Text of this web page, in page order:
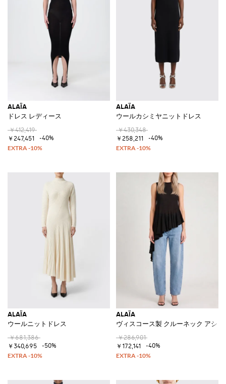
ALAÏA
ドレス レディース
￥412,419
￥247,451
-40%
ALAÏA
ウールカシミヤニットドレス
￥430,348
￥258,211
-40%
ALAÏA
ウールニットドレス
￥681,386
￥340,695
-50%
ALAÏA
ヴィスコース製 クルーネック アシ
￥286,901
￥172,141
-40%